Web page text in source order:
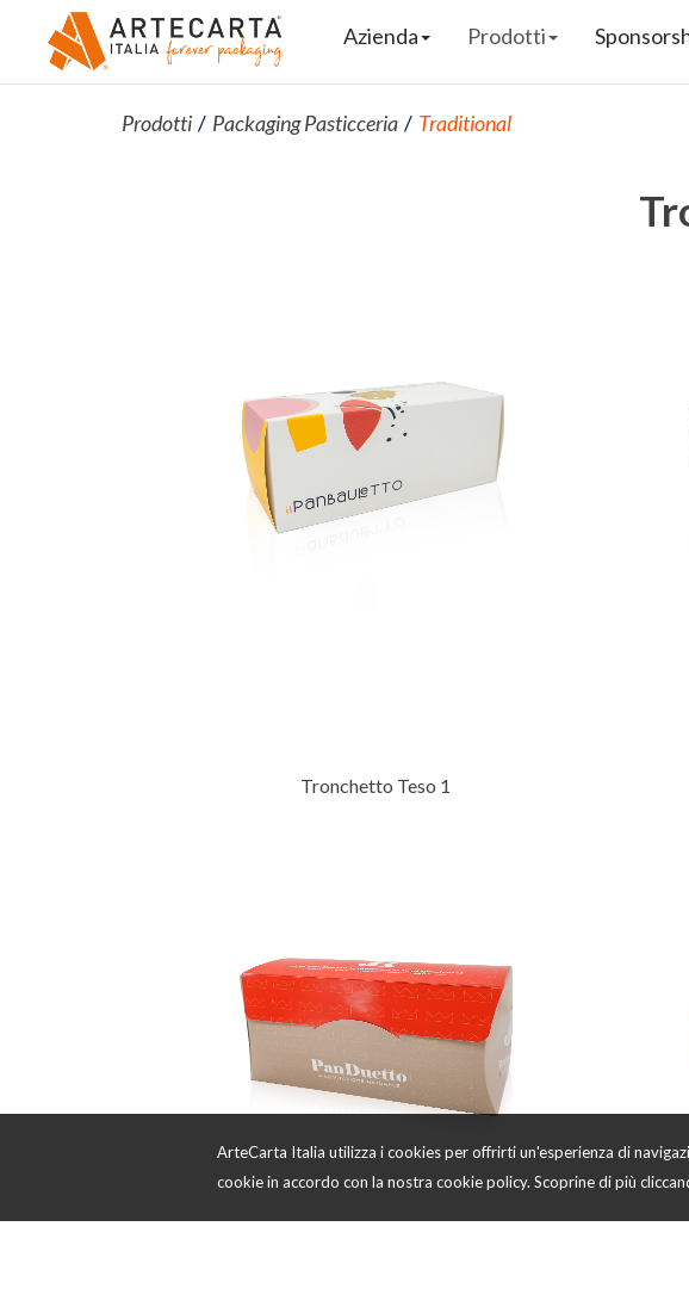
ArteCarta Italia utilizza i cookies per offrirti un'esperienza di
cookie in accordo con la nostra cookie policy. Scoprine di più
Azienda Prodotti
Prodotti Packaging Pasticceria Traditional
Tronchetto Teso 1